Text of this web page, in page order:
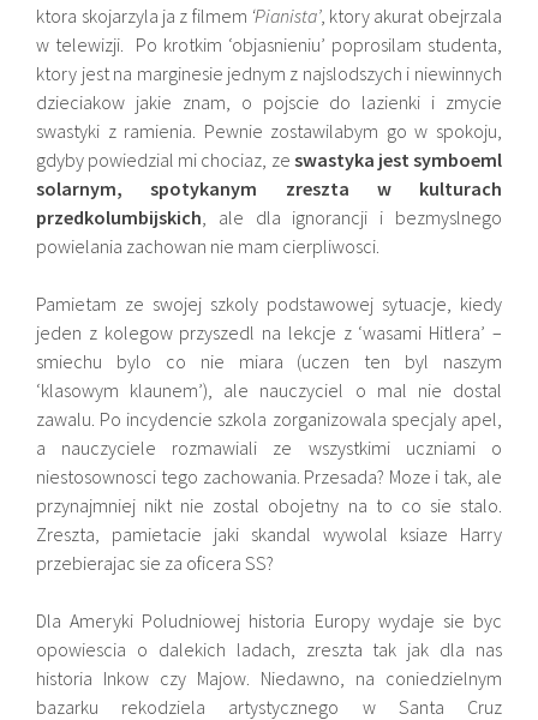
ktora skojarzyla ja z filmem ‘Pianista’, ktory akurat obejrzala
w telewizji. Po krotkim ‘objasnieniu’ poprosilam studenta,
ktory jest na marginesie jednym z najslodszych i niewinnych
dzieciakow jakie znam, o pojscie do lazienki i zmycie
swastyki z ramienia. Pewnie zostawilabym go w spokoju,
gdyby powiedzial mi chociaz, ze swastyka jest symboeml
solarnym, spotykanym zreszta w kulturach
przedkolumbijskich, ale dla ignorancji i bezmyslnego
powielania zachowan nie mam cierpliwosci.
Pamietam ze swojej szkoly podstawowej sytuacje, kiedy
jeden z kolegow przyszedl na lekcje z ‘wasami Hitlera’ –
smiechu bylo co nie miara (uczen ten byl naszym
‘klasowym klaunem’), ale nauczyciel o mal nie dostal
zawalu. Po incydencie szkola zorganizowala specjaly apel,
a nauczyciele rozmawiali ze wszystkimi uczniami o
niestosownosci tego zachowania. Przesada? Moze i tak, ale
przynajmniej nikt nie zostal obojetny na to co sie stalo.
Zreszta, pamietacie jaki skandal wywolal ksiaze Harry
przebierajac sie za oficera SS?
Dla Ameryki Poludniowej historia Europy wydaje sie byc
opowiescia o dalekich ladach, zreszta tak jak dla nas
historia Inkow czy Majow. Niedawno, na coniedzielnym
bazarku rekodziela artystycznego w Santa Cruz